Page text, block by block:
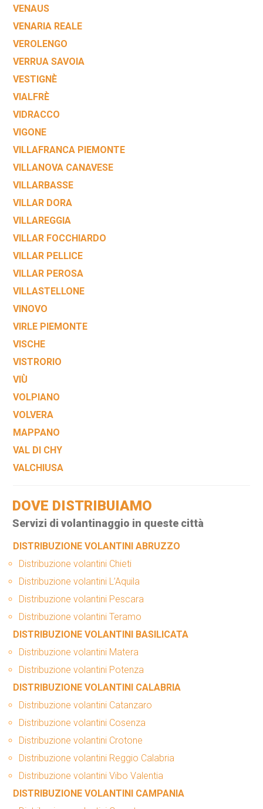
VENAUS
VENARIA REALE
VEROLENGO
VERRUA SAVOIA
VESTIGNÈ
VIALFRÈ
VIDRACCO
VIGONE
VILLAFRANCA PIEMONTE
VILLANOVA CANAVESE
VILLARBASSE
VILLAR DORA
VILLAREGGIA
VILLAR FOCCHIARDO
VILLAR PELLICE
VILLAR PEROSA
VILLASTELLONE
VINOVO
VIRLE PIEMONTE
VISCHE
VISTRORIO
VIÙ
VOLPIANO
VOLVERA
MAPPANO
VAL DI CHY
VALCHIUSA
DOVE DISTRIBUIAMO
Servizi di volantinaggio in queste città
DISTRIBUZIONE VOLANTINI ABRUZZO
Distribuzione volantini Chieti
Distribuzione volantini L’Aquila
Distribuzione volantini Pescara
Distribuzione volantini Teramo
DISTRIBUZIONE VOLANTINI BASILICATA
Distribuzione volantini Matera
Distribuzione volantini Potenza
DISTRIBUZIONE VOLANTINI CALABRIA
Distribuzione volantini Catanzaro
Distribuzione volantini Cosenza
Distribuzione volantini Crotone
Distribuzione volantini Reggio Calabria
Distribuzione volantini Vibo Valentia
DISTRIBUZIONE VOLANTINI CAMPANIA